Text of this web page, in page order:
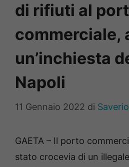
di rifiuti al
commerciale,
un’inchiesta
Napoli
11 Gennaio 2022 di
GAETA – Il porto
stato crocevia di un